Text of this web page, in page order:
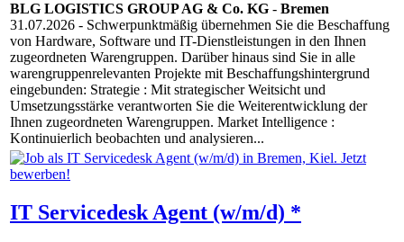
BLG LOGISTICS GROUP AG & Co. KG - Bremen
31.07.2026 - Schwerpunktmäßig übernehmen Sie die Beschaffung
von Hardware, Software und IT-Dienstleistungen in den Ihnen
zugeordneten Warengruppen. Darüber hinaus sind Sie in alle
warengruppenrelevanten Projekte mit Beschaffungshintergrund
eingebunden: Strategie : Mit strategischer Weitsicht und
Umsetzungsstärke verantworten Sie die Weiterentwicklung der
Ihnen zugeordneten Warengruppen. Market Intelligence :
Kontinuierlich beobachten und analysieren...
IT Servicedesk Agent (w/m/d) *